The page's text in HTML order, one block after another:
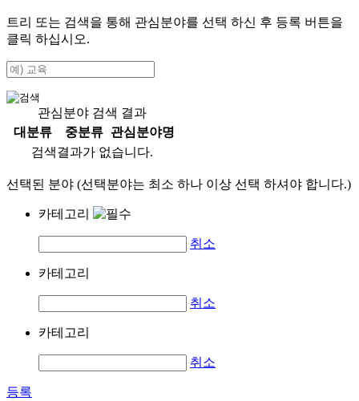
트리 또는 검색을 통해 관심분야를 선택 하신 후 등록 버튼을
클릭 하십시오.
관심분야 검색 결과
대분류
중분류
관심분야명
검색결과가 없습니다.
선택된 분야 (선택분야는 최소 하나 이상 선택 하셔야 합니다.)
카테고리
취소
카테고리
취소
카테고리
취소
등록